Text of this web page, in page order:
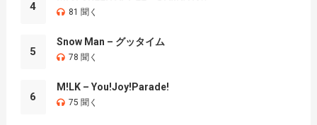
4 81 聞く
5
Snow Man – グッタイム
78 聞く
6
M!LK – You!Joy!Parade!
75 聞く